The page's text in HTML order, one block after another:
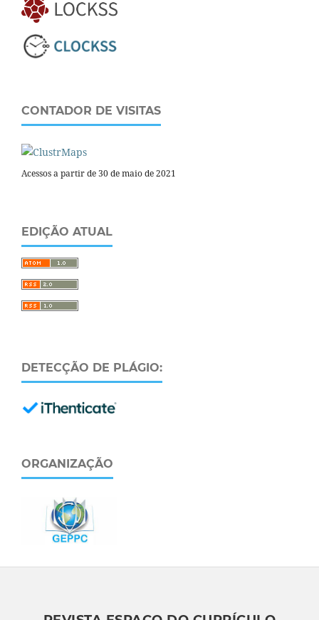
CONTADOR DE VISITAS
Acessos a partir de 30 de maio de 2021
EDIÇÃO ATUAL
DETECÇÃO DE PLÁGIO:
ORGANIZAÇÃO